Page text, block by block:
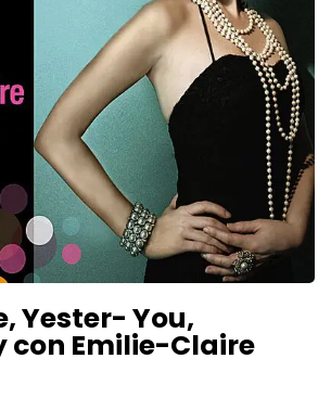
Yester- You,
con Emilie-Claire